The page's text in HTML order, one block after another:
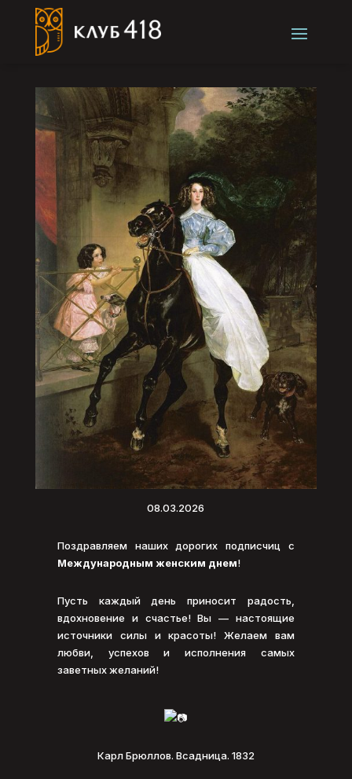
08.03.2026
Поздравляем наших дорогих подписчиц с
Международным женским днем!
Пусть каждый день приносит радость,
вдохновение и счастье! Вы — настоящие
источники силы и красоты! Желаем вам
любви, успехов и исполнения самых
заветных желаний!
Карл Брюллов. Всадница. 1832